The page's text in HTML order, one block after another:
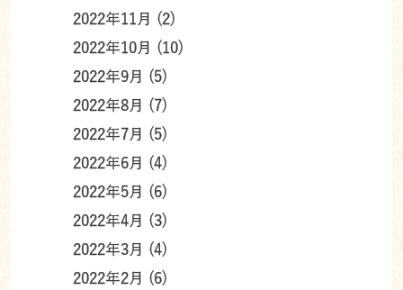
2022年11月 (2)
2022年10月 (10)
2022年9月 (5)
2022年8月 (7)
2022年7月 (5)
2022年6月 (4)
2022年5月 (6)
2022年4月 (3)
2022年3月 (4)
2022年2月 (6)